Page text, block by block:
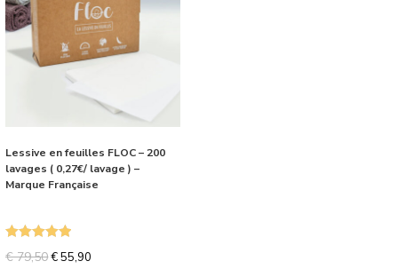
Lessive en feuilles FLOC – 200
lavages ( 0,27€/ lavage ) –
Marque Française
€79,50€55,90